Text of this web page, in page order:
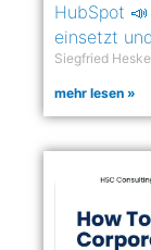
HubSpot
einsetzt
Siegfried
mehr lesen »